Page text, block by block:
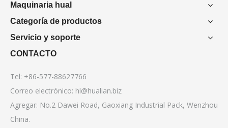
Maquinaria hual
Categoría de productos
Servicio y soporte
CONTACTO
Tel: +86-577-88627766
Correo electrónico: hl@hualian.biz
Agregar: No.2 Dawei Road, Gaoxiang Industrial Pack, Wenzhou
China.